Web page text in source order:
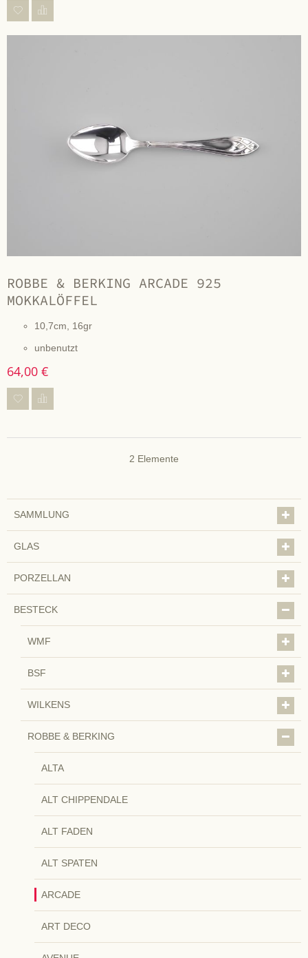
ROBBE & BERKING ARCADE 925
MOKKALÖFFEL
10,7cm, 16gr
unbenutzt
64,00 €
2 Elemente
SAMMLUNG
GLAS
PORZELLAN
BESTECK
WMF
BSF
WILKENS
ROBBE & BERKING
ALTA
ALT CHIPPENDALE
ALT FADEN
ALT SPATEN
ARCADE
ART DECO